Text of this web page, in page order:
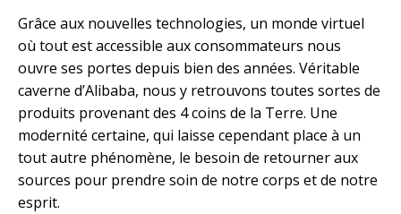
Grâce aux nouvelles technologies, un monde virtuel
où tout est accessible aux consommateurs nous
ouvre ses portes depuis bien des années. Véritable
caverne d’Alibaba, nous y retrouvons toutes sortes de
produits provenant des 4 coins de la Terre. Une
modernité certaine, qui laisse cependant place à un
tout autre phénomène, le besoin de retourner aux
sources pour prendre soin de notre corps et de notre
esprit.